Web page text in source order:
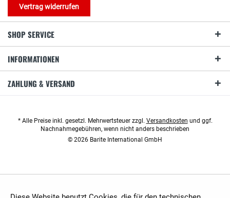
Vertrag widerrufen
SHOP SERVICE
INFORMATIONEN
ZAHLUNG & VERSAND
* Alle Preise inkl. gesetzl. Mehrwertsteuer zzgl. Versandkosten und ggf.
Nachnahmegebühren, wenn nicht anders beschrieben
© 2026 Barite International GmbH